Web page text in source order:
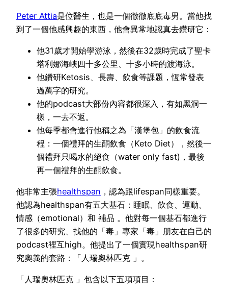
Peter Attia是位醫生，也是一個徹徹底底毒男。當他找
到了一個他感興趣的東西，他會異常地認真去鑽研它：
他31歲才開始學游泳，然後在32歲時完成了聖卡
塔利娜海峽四十多公里、十多小時的渡海泳。
他鑽研Ketosis、長壽、飲食等課題，恆常發表
過萬字的研究。
他的podcast大部份內容都很深入，有如黑洞一
樣，一去不返。
他每季都會進行他稱之為「漢堡包」的飲食流
程：一個禮拜的生酮飲食（Keto Diet），然後一
個禮拜只喝水的絕食（water only fast)，最後
再一個禮拜的生酮飲食。
他非常主張healthspan ，認為跟lifespan同樣重要。
他認為healthspan有五大基石：睡眠、飲食、運動、
情感（emotional）和 補品 。他對每一個基石都進行
了很多的研究、找他的「毒」專家「毒」朋友在自己的
podcast裡互high。他提出了一個實現healthspan研
究奧義的套路：「人瑞奧林匹克 」。
「人瑞奧林匹克 」包含以下五項項目：